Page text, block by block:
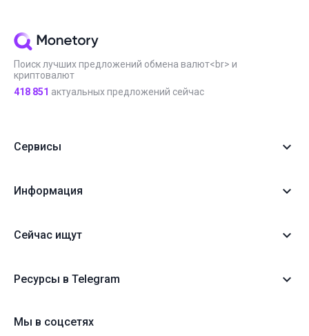
Поиск лучших предложений обмена валют<br> и
криптовалют
418 851 актуальных предложений сейчас
Сервисы
Информация
Сейчас ищут
Ресурсы в Telegram
Мы в соцсетях